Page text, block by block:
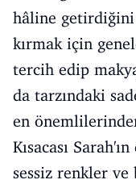
hâline getirdiğini
kırmak için
tercih edip
da tarzındaki
en
Kısacası
sessiz renkler ve